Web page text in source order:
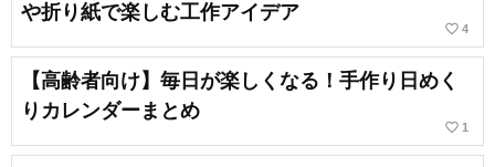
や折り紙で楽しむ工作アイデア
favorite_border 4
【高齢者向け】毎日が楽しくなる！手作り日めく
りカレンダーまとめ
favorite_border 1